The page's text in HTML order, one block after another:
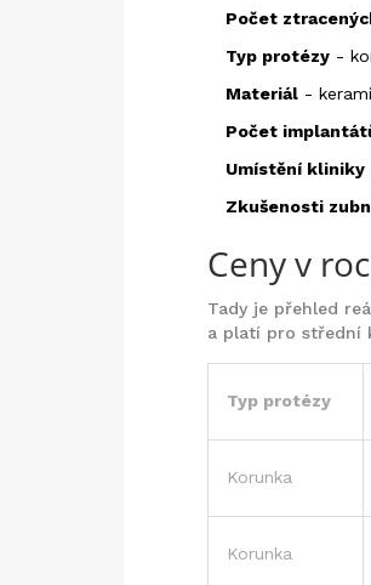
Počet
Typ protézy -
Materiál -
Počet
Umístění kliniky
Zkušenosti
Ceny v
Tady je přehled
a platí pro střední
Typ protézy
Korunka
Korunka